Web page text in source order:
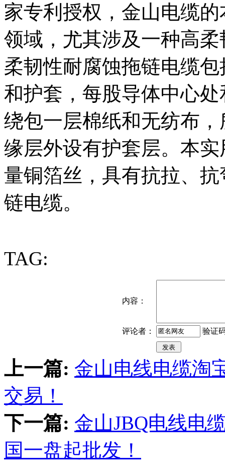
家专利授权，金山电缆
领域，尤其涉及一种高
柔韧性耐腐蚀拖链电缆
和护套，每股导体中心
绕包一层棉纸和无纺布
缘层外设有护套层。本
量铜箔丝，具有抗拉、
链电缆。
TAG:
内容：
评论者： 验证
上一篇: 金山电线电缆淘
交易！
下一篇: 金山JBQ电线电
国一盘起批发！